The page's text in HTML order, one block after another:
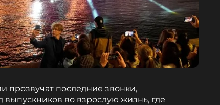
прозвучат последние звонки,
во взрослую жизнь, где